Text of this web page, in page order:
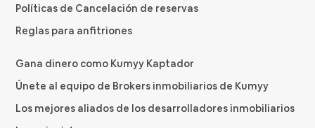
Políticas de Cancelación de reservas
Reglas para anfitriones
Gana dinero como Kumyy Kaptador
Únete al equipo de Brokers inmobiliarios de Kumyy
Los mejores aliados de los desarrolladores inmobiliarios